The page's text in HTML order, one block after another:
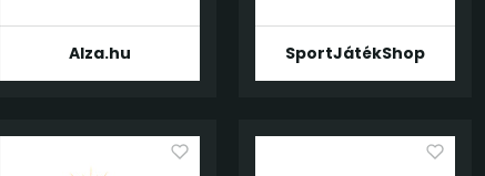
Alza.hu SportJátékShop